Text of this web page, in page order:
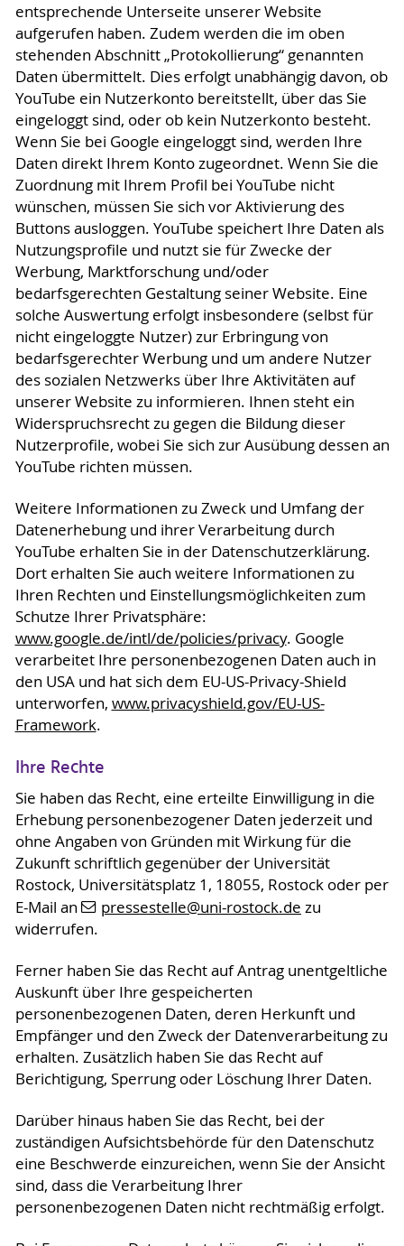
entsprechende Unterseite unserer Website
aufgerufen haben. Zudem werden die im oben
stehenden Abschnitt „Protokollierung“ genannten
Daten übermittelt. Dies erfolgt unabhängig davon, ob
YouTube ein Nutzerkonto bereitstellt, über das Sie
eingeloggt sind, oder ob kein Nutzerkonto besteht.
Wenn Sie bei Google eingeloggt sind, werden Ihre
Daten direkt Ihrem Konto zugeordnet. Wenn Sie die
Zuordnung mit Ihrem Profil bei YouTube nicht
wünschen, müssen Sie sich vor Aktivierung des
Buttons ausloggen. YouTube speichert Ihre Daten als
Nutzungsprofile und nutzt sie für Zwecke der
Werbung, Marktforschung und/oder
bedarfsgerechten Gestaltung seiner Website. Eine
solche Auswertung erfolgt insbesondere (selbst für
nicht eingeloggte Nutzer) zur Erbringung von
bedarfsgerechter Werbung und um andere Nutzer
des sozialen Netzwerks über Ihre Aktivitäten auf
unserer Website zu informieren. Ihnen steht ein
Widerspruchsrecht zu gegen die Bildung dieser
Nutzerprofile, wobei Sie sich zur Ausübung dessen an
YouTube richten müssen.
Weitere Informationen zu Zweck und Umfang der
Datenerhebung und ihrer Verarbeitung durch
YouTube erhalten Sie in der Datenschutzerklärung.
Dort erhalten Sie auch weitere Informationen zu
Ihren Rechten und Einstellungsmöglichkeiten zum
Schutze Ihrer Privatsphäre:
www.google.de/intl/de/policies/privacy. Google
verarbeitet Ihre personenbezogenen Daten auch in
den USA und hat sich dem EU-US-Privacy-Shield
unterworfen, www.privacyshield.gov/EU-US-
Framework.
Ihre Rechte
Sie haben das Recht, eine erteilte Einwilligung in die
Erhebung personenbezogener Daten jederzeit und
ohne Angaben von Gründen mit Wirkung für die
Zukunft schriftlich gegenüber der Universität
Rostock, Universitätsplatz 1, 18055, Rostock oder per
E-Mail an
pressestelle@uni-rostock.de zu
widerrufen.
Ferner haben Sie das Recht auf Antrag unentgeltliche
Auskunft über Ihre gespeicherten
personenbezogenen Daten, deren Herkunft und
Empfänger und den Zweck der Datenverarbeitung zu
erhalten. Zusätzlich haben Sie das Recht auf
Berichtigung, Sperrung oder Löschung Ihrer Daten.
Darüber hinaus haben Sie das Recht, bei der
zuständigen Aufsichtsbehörde für den Datenschutz
eine Beschwerde einzureichen, wenn Sie der Ansicht
sind, dass die Verarbeitung Ihrer
personenbezogenen Daten nicht rechtmäßig erfolgt.